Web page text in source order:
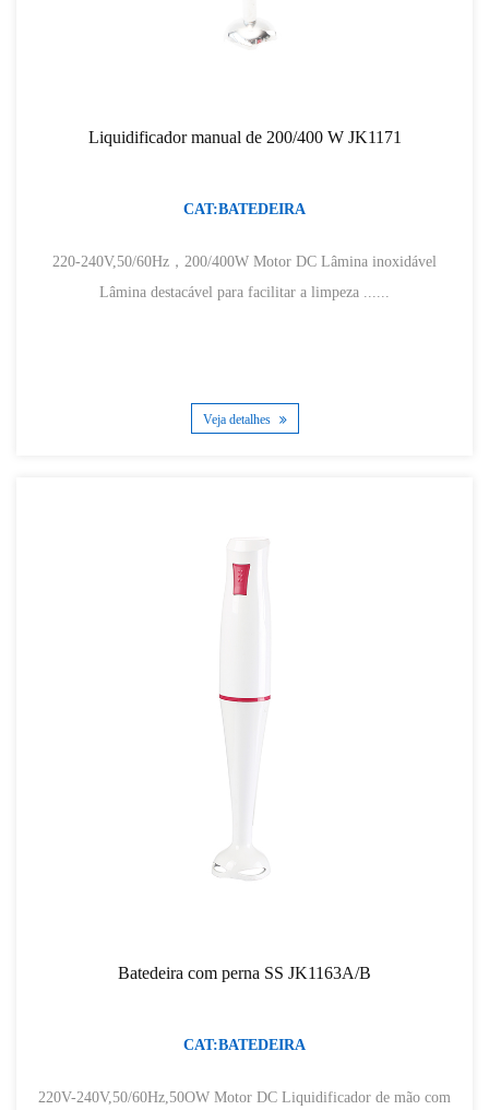
Liquidificador manual de 200/400 W JK1171
CAT:BATEDEIRA
220-240V,50/60Hz，200/400W Motor DC Lâmina inoxidável
Lâmina destacável para facilitar a limpeza ......
Veja detalhes
Batedeira com perna SS JK1163A/B
CAT:BATEDEIRA
220V-240V,50/60Hz,50OW Motor DC Liquidificador de mão com